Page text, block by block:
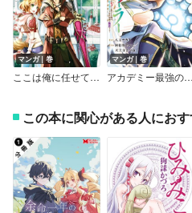
マンガ｜巻
ここは俺に任せて先に行けと言ってから10年がたったら伝説になっていた。【デジタル版限定特典付き】
マンガ｜巻
アカデミー最強のモブヒーラー ～死にゲー世界のモブに転生した俺は、外れジョブ【ヒーラー】と原作知識で無双する～
この本に関心がある人にお